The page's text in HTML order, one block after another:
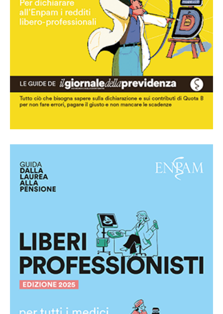
Scarica la guida in pdf
Guida per i medici e i dentisti liberi
professionisti